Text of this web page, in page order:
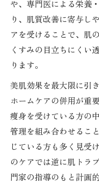
や、専門医による栄養
り、肌質改善に寄与し
アを受けることで、肌
くすみの目立ちにくい
ります。
美肌効果を最大限に引
ホームケアの併用が重
痩身を受けている方の
管理を組み合わせるこ
じている方も多く見受
のケアでは逆に肌トラ
門家の指導のもと計画